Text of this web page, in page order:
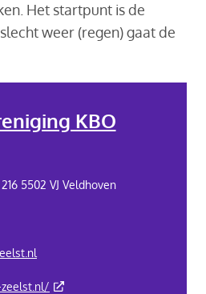
Het startpunt is de
weer (regen) gaat de
KBO
5502 VJ Veldhoven
(Deze link gaat naar een